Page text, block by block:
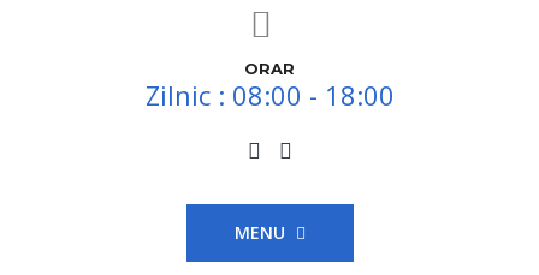
ORAR
Zilnic : 08:00 - 18:00
MENU